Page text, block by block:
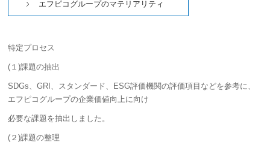
エフピコグループのマテリアリティ
特定プロセス
(１)課題の抽出
SDGs、GRI、スタンダード、ESG評価機関の評価項目などを参考に、
エフピコグループの企業価値向上に向け
必要な課題を抽出しました。
(２)課題の整理